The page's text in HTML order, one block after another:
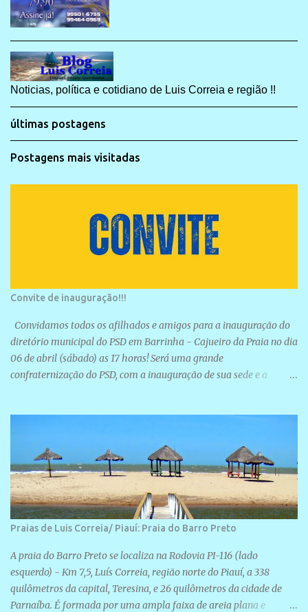
Noticias, política e cotidiano de Luis Correia e região !!
últimas postagens
Postagens mais visitadas
Convite de inauguração!!!
Convidamos todos os afilhados e amigos para a inauguração do
diretório municipal do PSD em Barrinha - Cajueiro da Praia no dia
06 de abril (sábado) as 17 horas! Será uma grande
confraternização do PSD, com a inauguração de sua sede e a
Praias de Luis Correia/ Piauí: Praia do Barro Preto
A praia do Barro Preto se localiza na Rodovia PI-116 (lado
esquerdo) - Km 7,5, Luís Correia, região norte do Piauí, a 338
quilômetros da capital, Teresina, e 26 quilômetros da cidade de
Parnaíba. É formada por uma ampla faixa de areia plana e